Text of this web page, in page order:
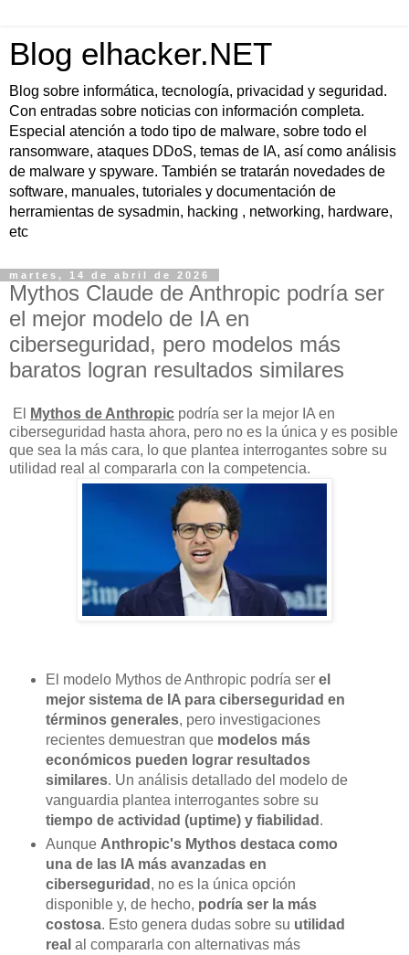
Blog elhacker.NET
Blog sobre informática, tecnología, privacidad y seguridad.
Con entradas sobre noticias con información completa.
Especial atención a todo tipo de malware, sobre todo el
ransomware, ataques DDoS, temas de IA, así como análisis
de malware y spyware. También se tratarán novedades de
software, manuales, tutoriales y documentación de
herramientas de sysadmin, hacking , networking, hardware,
etc
martes, 14 de abril de 2026
Mythos Claude de Anthropic podría ser
el mejor modelo de IA en
ciberseguridad, pero modelos más
baratos logran resultados similares
El Mythos de Anthropic podría ser la mejor IA en
ciberseguridad hasta ahora, pero no es la única y es posible
que sea la más cara, lo que plantea interrogantes sobre su
utilidad real al compararla con la competencia.
El modelo Mythos de Anthropic podría ser el
mejor sistema de IA para ciberseguridad en
términos generales, pero investigaciones
recientes demuestran que modelos más
económicos pueden lograr resultados
similares. Un análisis detallado del modelo de
vanguardia plantea interrogantes sobre su
tiempo de actividad (uptime) y fiabilidad .
Aunque Anthropic's Mythos destaca como
una de las IA más avanzadas en
ciberseguridad , no es la única opción
disponible y, de hecho, podría ser la más
costosa. Esto genera dudas sobre su utilidad
real al compararla con alternativas más